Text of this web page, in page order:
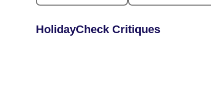
HolidayCheck Critiques